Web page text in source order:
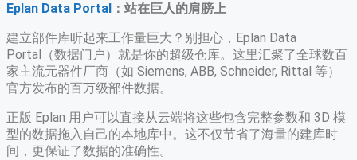
Eplan Data Portal ：站在巨人的肩膀上
建立部件库听起来工作量巨大？别担心，Eplan Data
Portal（数据门户）就是你的超级仓库。这里汇聚了全球数百
家主流元器件厂商（如 Siemens, ABB, Schneider, Rittal 等）
官方发布的百万级部件数据。
正版 Eplan 用户可以直接从云端将这些包含完整参数和 3D 模
型的数据拖入自己的本地库中。这不仅节省了海量的建库时
间，更保证了数据的准确性。